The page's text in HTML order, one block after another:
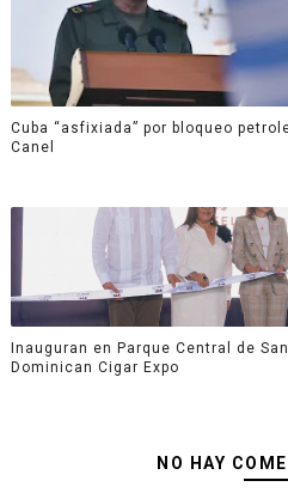
Cuba “asfixiada” por bloqueo
Canel
Inauguran en Parque Central de
Dominican Cigar Expo
NO HAY